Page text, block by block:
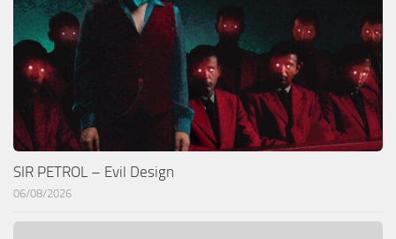
SIR PETROL – Evil Design
06/08/2026